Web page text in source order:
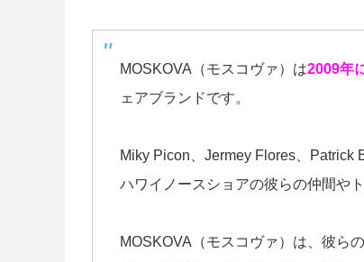
MOSKOVA（モスコヴァ）は2009年
ェアブランドです。
Miky Picon、Jermey Flores、Patrick
ハワイノースショアの彼らの仲間や
MOSKOVA（モスコヴァ）は、彼ら